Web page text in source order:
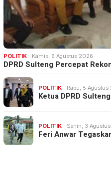
POLITIK Kamis, 6 Agustus 2026
DPRD Sulteng Percepat
POLITIK Rabu, 5 Agustus
Ketua DPRD
POLITIK Senin, 3
Feri Anwar